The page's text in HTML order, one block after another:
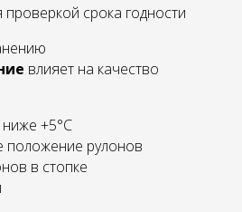
срока годности
влияет на качество
+5°C
положение рулонов
в стопке